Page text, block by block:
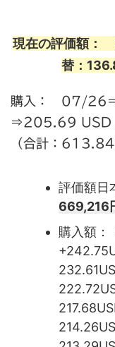
現在の評価額
替：
購入： 07/
⇒205.69
（合計：
評価額
669,216
購入額：